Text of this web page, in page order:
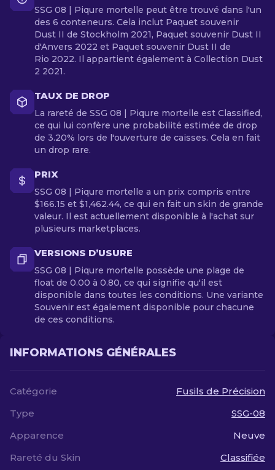
SSG 08 | Piqure mortelle peut être trouvé dans l'un
des 6 conteneurs. Cela inclut Paquet souvenir
Dust II de Stockholm 2021, Paquet souvenir Dust II
d'Anvers 2022 et Paquet souvenir Dust II de
Rio 2022. Il appartient également à Collection Dust
2 2021.
TAUX DE DROP
La rareté de SSG 08 | Piqure mortelle est Classified,
ce qui lui confère une probabilité estimée de drop
de 3.20% lors de l'ouverture de caisses. Cela en fait
un drop rare.
PRIX
SSG 08 | Piqure mortelle a un prix compris entre
$166.15 et $1,462.44, ce qui en fait un skin de grande
valeur. Il est actuellement disponible à l'achat sur
plusieurs marketplaces.
VERSIONS D’USURE
SSG 08 | Piqure mortelle possède une plage de
float de 0.00 à 0.80, ce qui signifie qu'il est
disponible dans toutes les conditions. Une variante
Souvenir est également disponible pour chacune
de ces conditions.
INFORMATIONS GÉNÉRALES
Catégorie
Fusils de Précision
Type
SSG-08
Apparence
Neuve
Rareté du Skin
Classifiée